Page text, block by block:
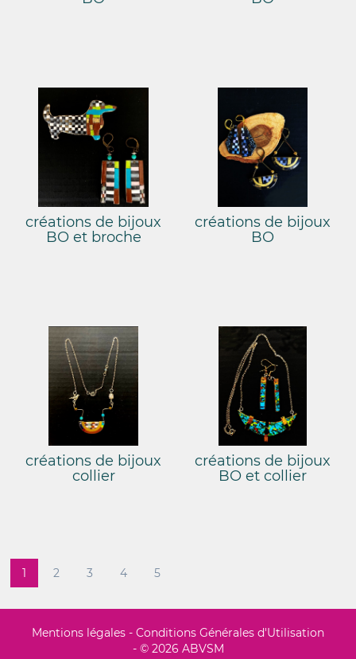
créations de bijoux
BO et broche
créations de bijoux
BO
créations de bijoux
collier
créations de bijoux
BO et collier
1 2 3 4 5
Mentions légales - Conditions Générales d'Utilisation
- © 2026 ABVSM